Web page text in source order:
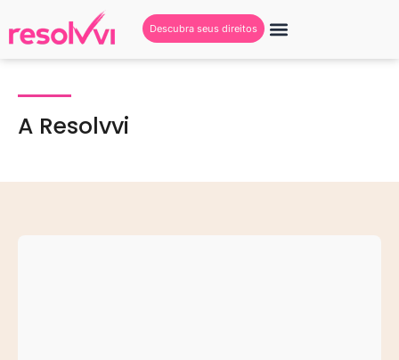
Descubra seus direitos
A Resolvvi